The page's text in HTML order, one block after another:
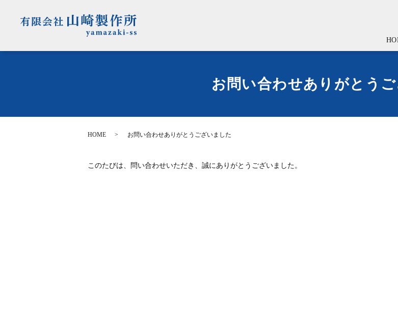
お問い合わせありがとう
HOME お問い合わせありがとうございました
このたびは、問い合わせいただき、誠にありがとうございました。